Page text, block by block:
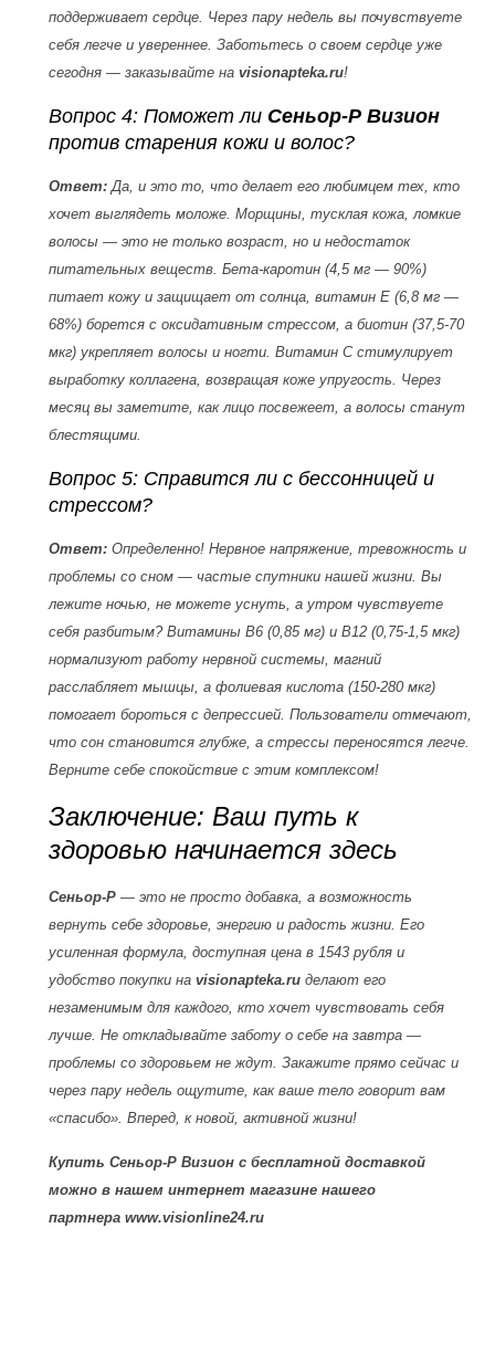
поддерживает сердце. Через пару недель вы почувствуете
себя легче и увереннее. Заботьтесь о своем сердце уже
сегодня — заказывайте наvisionapteka.ru!
Вопрос 4: Поможет ли Сеньор-Р Визион
против старения кожи и волос?
Ответ: Да, и это то, что делает его любимцем тех, кто
хочет выглядеть моложе. Морщины, тусклая кожа, ломкие
волосы — это не только возраст, но и недостаток
питательных веществ. Бета-каротин (4,5 мг — 90%)
питает кожу и защищает от солнца, витамин Е (6,8 мг —
68%) борется с оксидативным стрессом, а биотин (37,5-70
мкг) укрепляет волосы и ногти. Витамин С стимулирует
выработку коллагена, возвращая коже упругость. Через
месяц вы заметите, как лицо посвежеет, а волосы станут
блестящими.
Вопрос 5: Справится ли с бессонницей и
стрессом?
Ответ: Определенно! Нервное напряжение, тревожность и
проблемы со сном — частые спутники нашей жизни. Вы
лежите ночью, не можете уснуть, а утром чувствуете
себя разбитым? Витамины B6 (0,85 мг) и B12 (0,75-1,5 мкг)
нормализуют работу нервной системы, магний
расслабляет мышцы, а фолиевая кислота (150-280 мкг)
помогает бороться с депрессией. Пользователи отмечают,
что сон становится глубже, а стрессы переносятся легче.
Верните себе спокойствие с этим комплексом!
Заключение: Ваш путь к
здоровью начинается здесь
Сеньор-Р — это не просто добавка, а возможность
вернуть себе здоровье, энергию и радость жизни. Его
усиленная формула, доступная цена в 1543 рубля и
удобство покупки наvisionapteka.ru делают его
незаменимым для каждого, кто хочет чувствовать себя
лучше. Не откладывайте заботу о себе на завтра —
проблемы со здоровьем не ждут. Закажите прямо сейчас и
через пару недель ощутите, как ваше тело говорит вам
«спасибо». Вперед, к новой, активной жизни!
Купить Сеньор-Р Визион с бесплатной доставкой
можно в нашем интернет магазине нашего
партнера www.visionline24.ru